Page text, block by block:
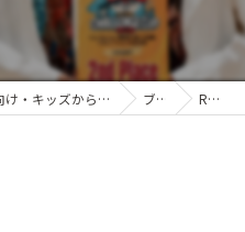
茨城でダンススクール｜初心者向け・キッズから大人までKPOPなら「Studio Growing」 ブログ RÉVIAL